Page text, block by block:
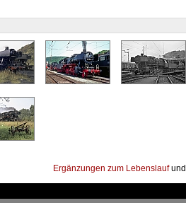
Ergänzungen zum Lebenslaufund